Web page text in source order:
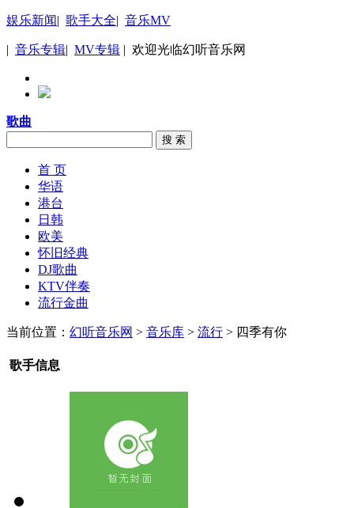
娱乐新闻| 歌手大全| 音乐MV
| 音乐专辑| MV专辑 | 欢迎光临幻听音乐网
歌曲
搜 索
首 页
华语
港台
日韩
欧美
怀旧经典
DJ歌曲
KTV伴奏
流行金曲
当前位置： 幻听音乐网 > 音乐库 > 流行 > 四季有你
歌手信息